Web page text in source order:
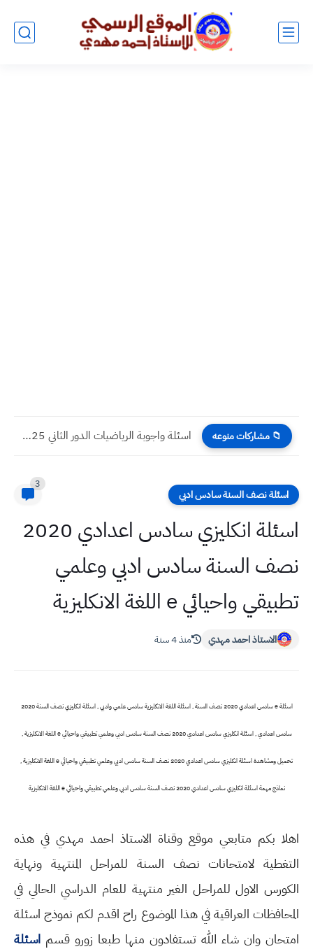
📁 مشاركات منوعه اسئلة واجوبة الرياضيات الدور الثاني 2025 الثالث المتوسط
اسئلة نصف السنة سادس ادبي
3
اسئلة انكليزي سادس اعدادي 2020
نصف السنة سادس ادبي وعلمي
تطبيقي واحيائي e اللغة الانكليزية
الاستاذ احمد مهدي منذ 4 سنة
اسئلة e سادس اعدادي 2020 نصف السنة , اسئلة اللغة الانكليزية سادس علمي وادبي , اسئلة انكليزي نصف السنة 2020
سادس اعدادي , اسئلة انكليزي سادس اعدادي 2020 نصف السنة سادس ادبي وعلمي تطبيقي واحيائي e اللغة الانكليزية ,
تحميل ومشاهدة اسئلة انكليزي سادس اعدادي 2020 نصف السنة سادس ادبي وعلمي تطبيقي واحيائي e اللغة الانكليزية ,
نماذج مهمةاسئلة انكليزي سادس اعدادي 2020 نصف السنة سادس ادبي وعلمي تطبيقي واحيائي e اللغة الانكليزية
اهلا بكم متابعي موقع وقناة الاستاذ احمد مهدي في هذه
التغطية لامتحانات نصف السنة للمراحل المنتهية ونهاية
الكورس الاول للمراحل الغير منتهية للعام الدراسي الحالي في
المحافظات العراقية في هذا الموضوع راح اقدم لكم نموذج اسئلة
امتحان وان شاء الله تستفادون منها طبعا زورو قسم اسئلة